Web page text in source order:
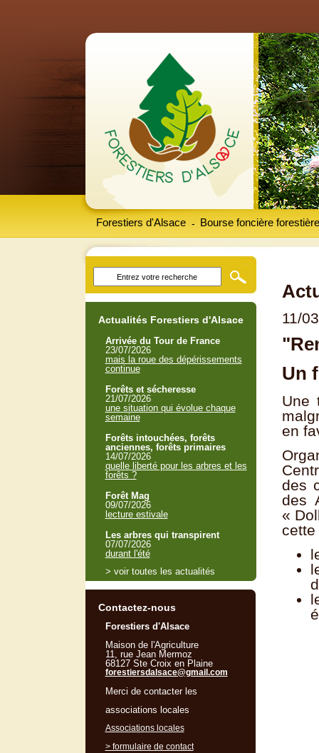
Forestiers d'Alsace Bourse foncière forestière
-
11/
Un
Une
en
des
des
«
cette
Actualités Forestiers d'Alsace
Arrivée du Tour de France
23/07/2026
mais la roue des dépérissements
continue
Forêts et sécheresse
21/07/2026
une situation qui évolue chaque
semaine
Forêts intouchées, forêts
anciennes, forêts primaires
14/07/2026
quelle liberté pour les arbres et les
forêts ?
Forêt Mag
09/07/2026
lecture estivale
Les arbres qui transpirent
07/07/2026
durant l'été
> voir toutes les actualités
Contactez-nous
Forestiers d'Alsace
Maison de l'Agriculture
11, rue Jean Mermoz
68127 Ste Croix en Plaine
forestiersdalsace@gmail.com
Merci de contacter les
associations locales
Associations locales
> formulaire de contact